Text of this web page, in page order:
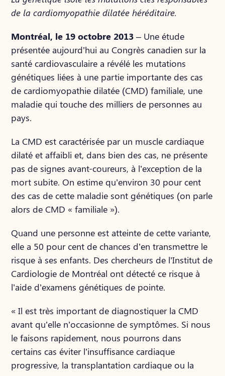
de la cardiomyopathie dilatée héréditaire.
Montréal, le 19 octobre 2013– Une étude
présentée aujourd’hui au Congrès canadien sur la
santé cardiovasculaire a révélé les mutations
génétiques liées à une partie importante des cas
de cardiomyopathie dilatée (CMD) familiale, une
maladie qui touche des milliers de personnes au
pays.
La CMD est caractérisée par un muscle cardiaque
dilaté et affaibli et, dans bien des cas, ne présente
pas de signes avant-coureurs, à l’exception de la
mort subite. On estime qu’environ 30 pour cent
des cas de cette maladie sont génétiques (on parle
alors de CMD « familiale »).
Quand une personne est atteinte de cette variante,
elle a 50 pour cent de chances d’en transmettre le
risque à ses enfants. Des chercheurs de l’Institut de
Cardiologie de Montréal ont détecté ce risque à
l’aide d’examens génétiques de pointe.
« Il est très important de diagnostiquer la CMD
avant qu’elle n’occasionne de symptômes. Si nous
le faisons rapidement, nous pourrons dans
certains cas éviter l’insuffisance cardiaque
progressive, la transplantation cardiaque ou la